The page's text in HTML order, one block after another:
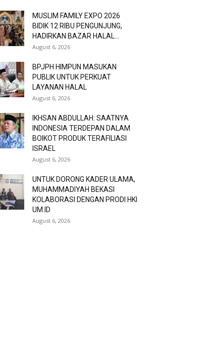
MUSLIM FAMILY EXPO 2026
BIDIK 12 RIBU PENGUNJUNG,
HADIRKAN BAZAR HALAL...
August 6, 2026
BPJPH HIMPUN MASUKAN
PUBLIK UNTUK PERKUAT
LAYANAN HALAL
August 6, 2026
IKHSAN ABDULLAH: SAATNYA
INDONESIA TERDEPAN DALAM
BOIKOT PRODUK TERAFILIASI
ISRAEL
August 6, 2026
UNTUK DORONG KADER ULAMA,
MUHAMMADIYAH BEKASI
KOLABORASI DENGAN PRODI HKI
UM.ID
August 6, 2026